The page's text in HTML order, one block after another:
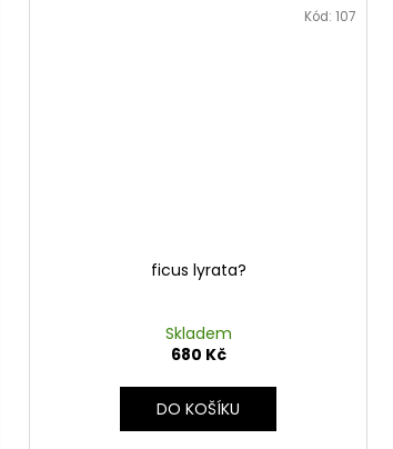
ficus lyrata?
Skladem
680 Kč
DO KOŠÍKU
Kód: 107